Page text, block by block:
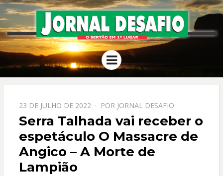
JORNAL
DESAFIO
O Sertão em 1º Lugar
Menu
PPOSTADO
EM
23 DE JULHO DE 2022 POR JORNAL DESAFIO
Serra Talhada vai receber o
espetáculo O Massacre de
Angico – A Morte de
Lampião